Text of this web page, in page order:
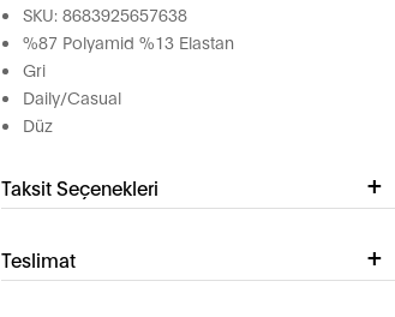
SKU: 8683925657638
%87 Polyamid %13 Elastan
Gri
Daily/Casual
Düz
Taksit Seçenekleri
Teslimat